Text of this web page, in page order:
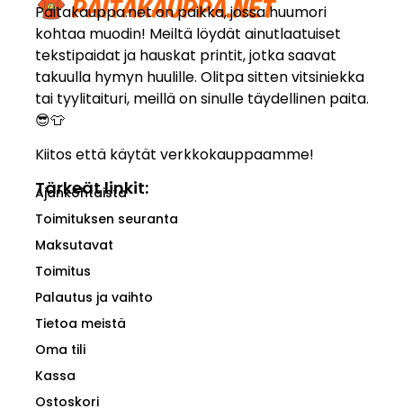
Paitakauppa.net on paikka, jossa huumori
kohtaa muodin! Meiltä löydät ainutlaatuiset
tekstipaidat ja hauskat printit, jotka saavat
takuulla hymyn huulille. Olitpa sitten vitsiniekka
tai tyylitaituri, meillä on sinulle täydellinen paita.
😎👕
Kiitos että käytät verkkokauppaamme!
Tärkeät linkit:
Ajankohtaista
Toimituksen seuranta
Maksutavat
Toimitus
Palautus ja vaihto
Tietoa meistä
Oma tili
Kassa
Ostoskori